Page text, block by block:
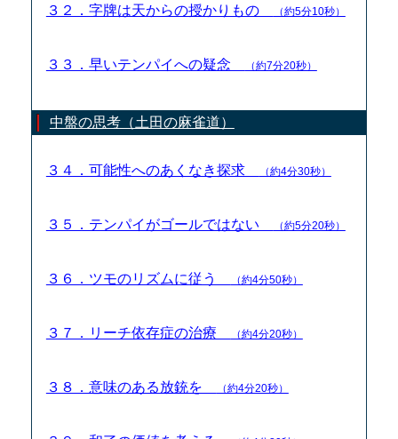
３２．字牌は天からの授かりもの （約5分10秒）
３３．早いテンパイへの疑念 （約7分20秒）
中盤の思考（土田の麻雀道）
３４．可能性へのあくなき探求 （約4分30秒）
３５．テンパイがゴールではない （約5分20秒）
３６．ツモのリズムに従う （約4分50秒）
３７．リーチ依存症の治療 （約4分20秒）
３８．意味のある放銃を （約4分20秒）